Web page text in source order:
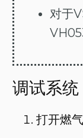
对于
调试系统
打开燃